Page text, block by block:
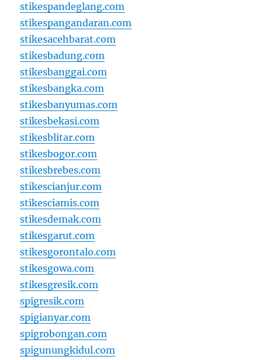
stikespandeglang.com
stikespangandaran.com
stikesacehbarat.com
stikesbadung.com
stikesbanggai.com
stikesbangka.com
stikesbanyumas.com
stikesbekasi.com
stikesblitar.com
stikesbogor.com
stikesbrebes.com
stikescianjur.com
stikesciamis.com
stikesdemak.com
stikesgarut.com
stikesgorontalo.com
stikesgowa.com
stikesgresik.com
spigresik.com
spigianyar.com
spigrobongan.com
spigunungkidul.com